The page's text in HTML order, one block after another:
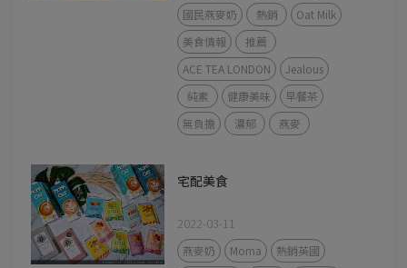
國民燕麥奶
熱銷
Oat Milk
美食情報
推薦
ACE TEA LONDON
Jealous
純素
健康美味
早餐茶
無負擔
濃郁 燕麥
宅配美食
2022-03-11
燕麥奶 Moma
熱銷英國